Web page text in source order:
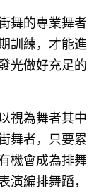
舞的專業舞者
訓練，才能進
光做好充足的
視為舞者其中
舞者，只要累
機會成為排舞
演編排舞蹈，